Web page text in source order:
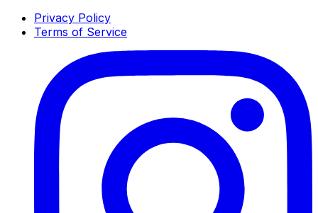
Privacy Policy
Terms of Service